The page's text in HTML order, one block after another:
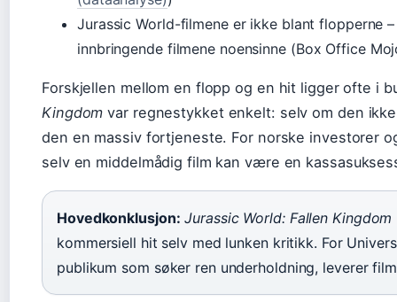
Jurassic World-filmene er ikke blant flopperne
innbringende filmene noensinne (Box Office
Forskjellen mellom en flopp og en hit ligger ofte i
Kingdom var regnestykket enkelt: selv om den
den en massiv fortjeneste. For norske investorer
selv en middelmådig film kan være en
Hovedkonklusjon: Jurassic World: Fallen Kingdom
kommersiell hit selv med lunken kritikk. For
publikum som søker ren underholdning, leverer